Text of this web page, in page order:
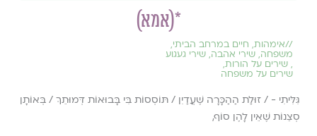
*(אמא)
//אימהות, חיים במרחב הביתי,
משפחה, שירי אהבה, שירי געגוע
, שירים על הורות,
שירים על משפחה
גִּלִּיתִי - / זוּלַת הַהַכָּרָה שֶׁעֲדַיִן / תּוֹסְסוֹת בִּי בָּבוּאוֹת דְּמוּתֵךְ / בְּאוֹתָן
סְצֵנוֹת שֶׁאֵין לָהֶן סוֹף,